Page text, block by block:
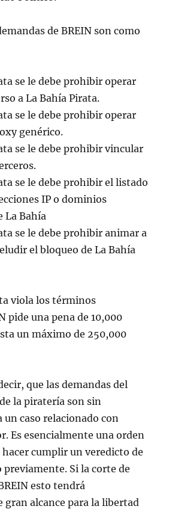
de BREIN son como
se le debe prohibir operar
a La Bahía Pirata.
se le debe prohibir operar
genérico.
se le debe prohibir vincular
se le debe prohibir el listado
IP o dominios
La Bahía
se le debe prohibir animar a
el bloqueo de La Bahía
viola los términos
pide una pena de 10,000
un máximo de 250,000
que las demandas del
la piratería son sin
un caso relacionado con
Es esencialmente una orden
hacer cumplir un veredicto de
Si la corte de
esto tendrá
gran alcance para la libertad